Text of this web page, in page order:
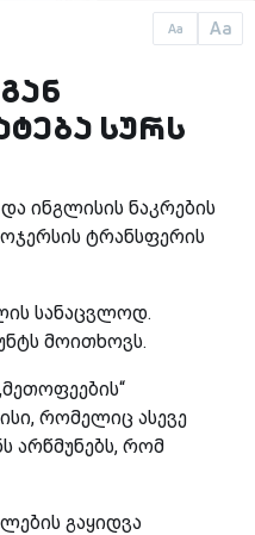
Aa Aa
სურს
ინგლისის ნაკრების
ტრანსფერის
სანაცვლოდ.
მოითხოვს.
რომელიც ასევე
არწმუნებს, რომ
გაყიდვა